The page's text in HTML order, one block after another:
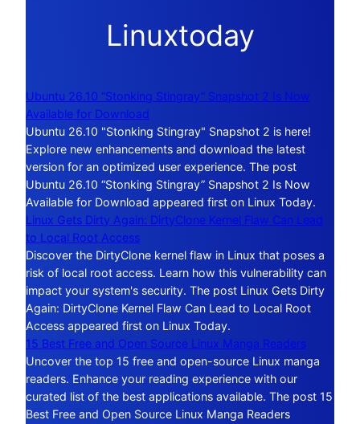
Linuxtoday
Ubuntu 26.10 “Stonking Stingray” Snapshot 2 Is Now
Available for Download
Ubuntu 26.10 "Stonking Stingray" Snapshot 2 is here!
Explore new enhancements and download the latest
version for an optimized user experience. The post
Ubuntu 26.10 “Stonking Stingray” Snapshot 2 Is Now
Available for Download appeared first on Linux Today.
Linux Gets Dirty Again: DirtyClone Kernel Flaw Can Lead
to Local Root Access
Discover the DirtyClone kernel flaw in Linux that poses a
risk of local root access. Learn how this vulnerability can
impact your system's security. The post Linux Gets Dirty
Again: DirtyClone Kernel Flaw Can Lead to Local Root
Access appeared first on Linux Today.
15 Best Free and Open Source Linux Manga Readers
Uncover the top 15 free and open-source Linux manga
readers. Enhance your reading experience with our
curated list of the best applications available. The post 15
Best Free and Open Source Linux Manga Readers